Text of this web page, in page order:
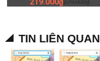
279.000₫
TIN LIÊN QUAN